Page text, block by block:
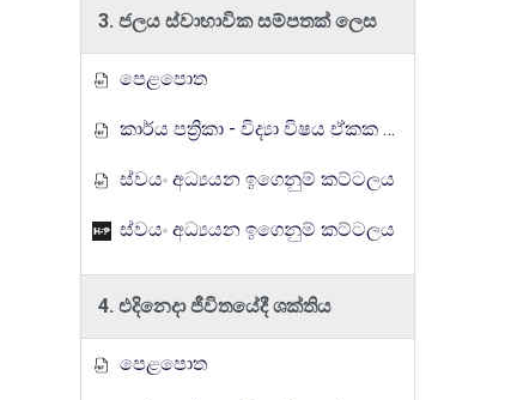
3. ජලය ස්වාභාවික සම්පතක් ලෙස
පෙළපොත
කාර්ය පත්‍රිකා - විද්‍යා විෂය ඒකක සංවර්ධන වැඩසටහන, මතුගම අධ්‍යාපන කලාපය
ස්වයං අධ්‍යයන ඉගෙනුම් කට්ටලය
ස්වයං අධ්‍යයන ඉගෙනුම් කට්ටලය
4. එදිනෙදා ජීවිතයේදී ශක්තිය
පෙළපොත